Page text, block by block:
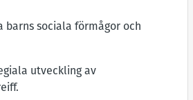
sociala förmågor och
utveckling av